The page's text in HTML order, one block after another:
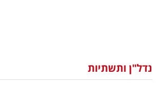
וצרכנות
נדל"ן ותשתיות